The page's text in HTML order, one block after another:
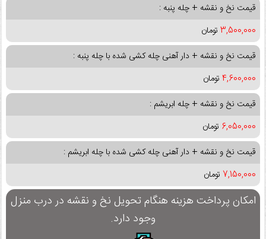
قیمت نخ و نقشه + چله پنبه :
3,500,000 تومان
قیمت نخ و نقشه + دار آهنی چله کشی شده با چله پنبه :
4,600,000 تومان
قیمت نخ و نقشه + چله ابریشم :
6,050,000 تومان
قیمت نخ و نقشه + دار آهنی چله کشی شده با چله ابریشم :
7,150,000 تومان
امکان پرداخت هزینه هنگام تحویل نخ و نقشه در درب منزل
وجود دارد.